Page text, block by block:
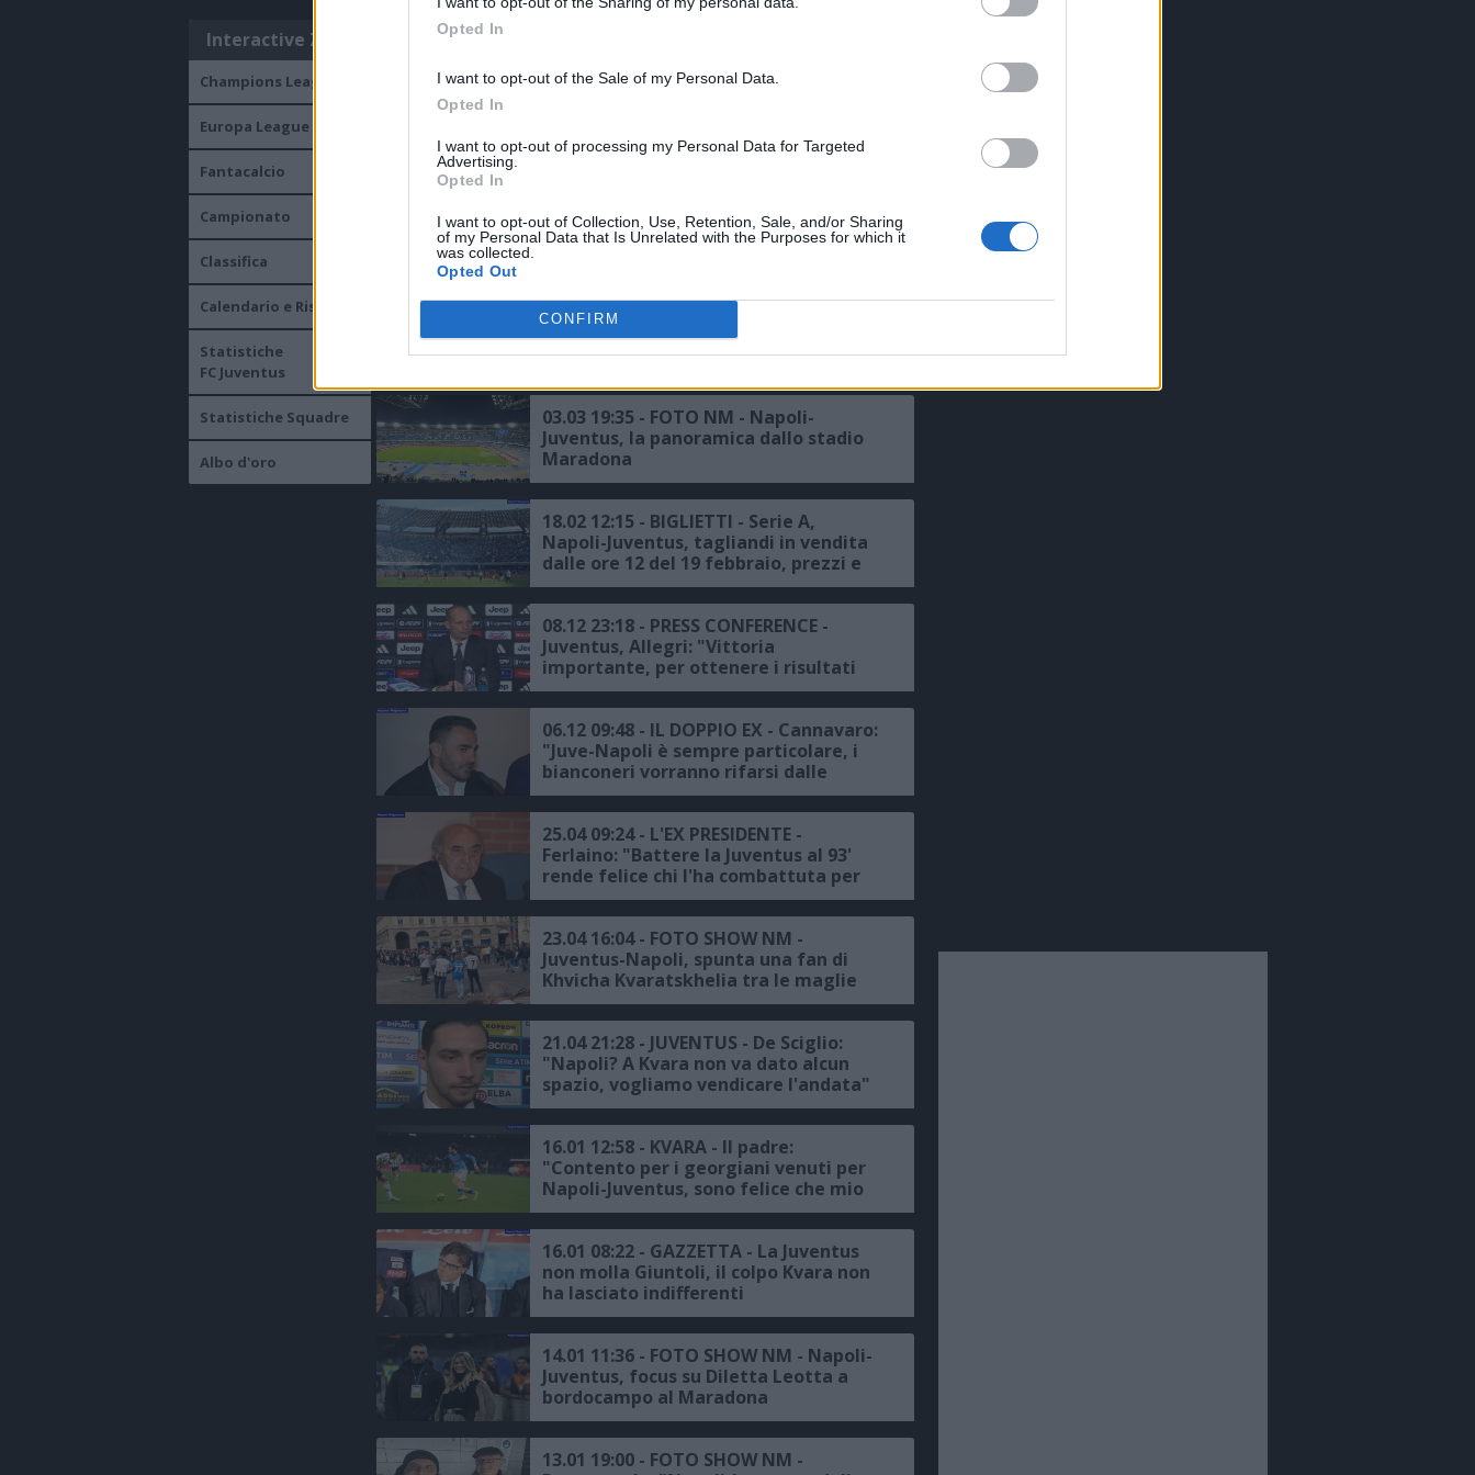
Opted In
I want to opt-out of the Sale of my Personal Data.
Opted In
I want to opt-out of processing my Personal Data for Targeted
Advertising.
Opted In
I want to opt-out of Collection, Use, Retention, Sale, and/or Sharing
of my Personal Data that Is Unrelated with the Purposes for which it
was collected.
Opted Out
CONFIRM
Interactive Zone
Champions League
Europa League
Fantacalcio
Campionato
Classifica
Calendario e Risultati
Statistiche
FC Juventus
Statistiche Squadre
Albo d'oro
ULTIMISSIME L'ANGOLO
Napoli è forte e ha un grande
allenatore, papà mi ha parlato tanto
03.03 23:20 - PRESS CONFERENCE -
Juventus, Allegri: "Dal 2010 è stata la
gara in cui abbiamo avuto più
mischia"
03.03 19:35 - FOTO NM - Napoli-
Juventus, la panoramica dallo stadio
Maradona
18.02 12:15 - BIGLIETTI - Serie A,
Napoli-Juventus, tagliandi in vendita
dalle ore 12 del 19 febbraio, prezzi e
modalità
08.12 23:18 - PRESS CONFERENCE -
Juventus, Allegri: "Vittoria
importante, per ottenere i risultati
serve la praticità, il Napoli resta una
squadra forte ma i risultati
condizionano il giudizio"
06.12 09:48 - IL DOPPIO EX - Cannavaro:
"Juve-Napoli è sempre particolare, i
bianconeri vorranno rifarsi dalle
sconfitte con gli azzurri"
25.04 09:24 - L'EX PRESIDENTE -
Ferlaino: "Battere la Juventus al 93'
rende felice chi l'ha combattuta per
una vita, il Napoli è stato
eccezionale"
23.04 16:04 - FOTO SHOW NM -
Juventus-Napoli, spunta una fan di
Khvicha Kvaratskhelia tra le maglie
bianconere a Piazza San Carlo
21.04 21:28 - JUVENTUS - De Sciglio:
"Napoli? A Kvara non va dato alcun
spazio, vogliamo vendicare l'andata"
16.01 12:58 - KVARA - Il padre:
"Contento per i georgiani venuti per
Napoli-Juventus, sono felice che mio
figlio giochi nel club di Maradona"
16.01 08:22 - GAZZETTA - La Juventus
non molla Giuntoli, il colpo Kvara non
ha lasciato indifferenti
14.01 11:36 - FOTO SHOW NM - Napoli-
Juventus, focus su Diletta Leotta a
bordocampo al Maradona
13.01 19:00 - FOTO SHOW NM -